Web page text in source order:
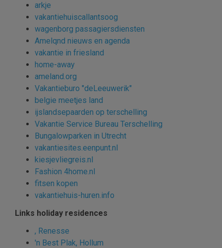
arkje
vakantiehuiscallantsoog
wagenborg passagiersdiensten
Amelqnd nieuws en agenda
vakantie in friesland
home-away
ameland.org
Vakantieburo "deLeeuwerik"
belgie meetjes land
ijslandsepaarden op terschelling
Vakantie Service Bureau Terschelling
Bungalowparken in Utrecht
vakantiesites.eenpunt.nl
kiesjevliegreis.nl
Fashion 4home.nl
fitsen kopen
vakantiehuis-huren.info
Links holiday residences
, Renesse
'n Best Plak, Hollum